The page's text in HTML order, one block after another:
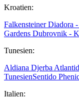
Kroatien:
Falkensteiner Diadora
Gardens Dubrovnik -
Tunesien:
Aldiana Djerba
TunesienSentido
Italien: